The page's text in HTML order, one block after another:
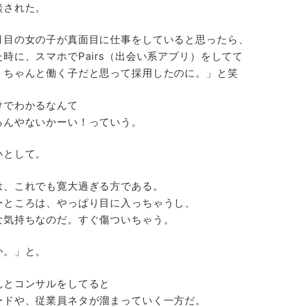
れた。
目の女の子が真面目に仕事をしていると思ったら、
に、スマホでPairs（出会い系アプリ）をしてて
ちゃんと働く子だと思って採用したのに。」と笑
わかるなんて
やないかーい！っていう。
して。
これでも寛大過ぎる方である。
ころは、やっぱり目に入っちゃうし、
持ちなのだ。すぐ傷ついちゃう。
」と。
コンサルをしてると
や、従業員ネタが溜まっていく一方だ。